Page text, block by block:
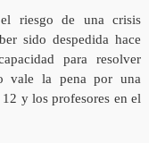
riesgo de una crisis
sido despedida hace
para resolver
vale la pena por una
12 y los profesores en el